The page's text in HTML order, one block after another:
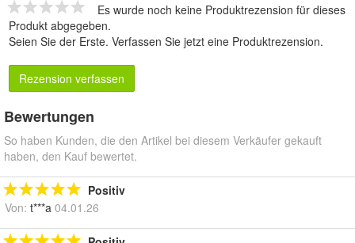
Es wurde noch keine Produktrezension für dieses
Produkt abgegeben.
Seien Sie der Erste. Verfassen Sie jetzt eine Produktrezension.
Rezension verfassen
Bewertungen
So haben Kunden, die den Artikel bei diesem Verkäufer gekauft
haben, den Kauf bewertet.
Positiv
Von: t***a 04.01.26